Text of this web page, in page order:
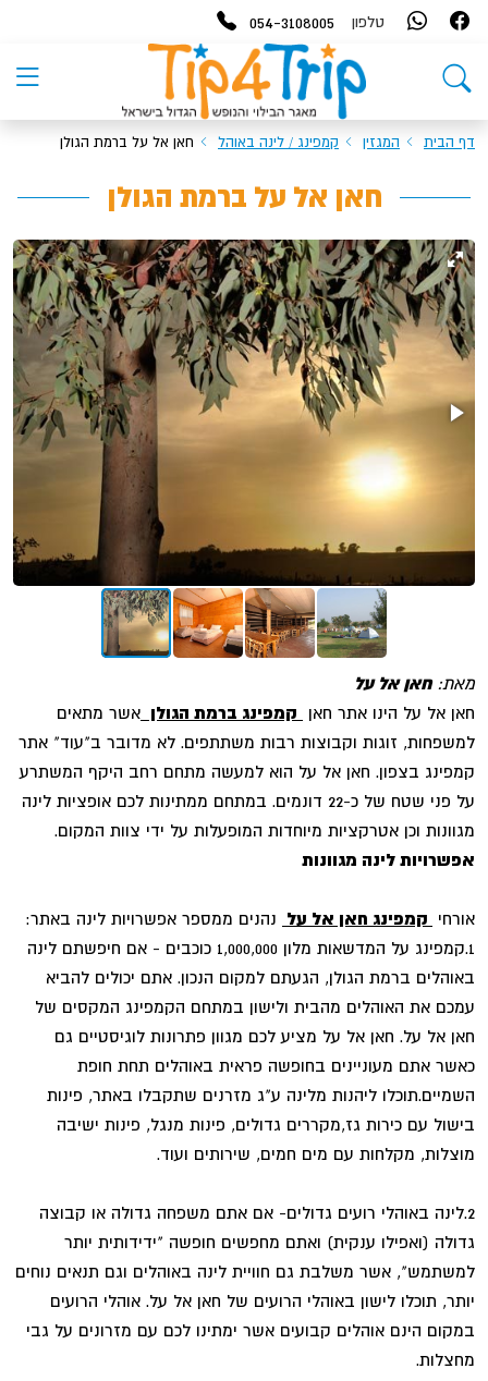
טלפון 054-3108005
דף הבית המגזין קמפינג / לינה באוהל חאן אל על ברמת הגולן
חאן אל על ברמת הגולן
מאת:חאן אל על
חאן אל על הינו אתר חאן קמפינג ברמת הגולן אשר מתאים
למשפחות, זוגות וקבוצות רבות משתתפים. לא מדובר ב"עוד" אתר
קמפינג בצפון. חאן אל על הוא למעשה מתחם רחב היקף המשתרע
על פני שטח של כ-22 דונמים. במתחם ממתינות לכם אופציות לינה
מגוונות וכן אטרקציות מיוחדות המופעלות על ידי צוות המקום.
אפשרויות לינה מגוונות
אורחי קמפינג חאן אל על
נהנים ממספר אפשרויות לינה באתר:
1.קמפינג על המדשאות מלון 1,000,000 כוכבים - אם חיפשתם לינה
באוהלים ברמת הגולן, הגעתם למקום הנכון. אתם יכולים להביא
עמכם את האוהלים מהבית ולישון במתחם הקמפינג המקסים של
חאן אל על. חאן אל על מציע לכם מגוון פתרונות לוגיסטיים גם
כאשר אתם מעוניינים בחופשה פראית באוהלים תחת חופת
השמיים.תוכלו ליהנות מלינה ע"ג מזרנים שתקבלו באתר, פינות
בישול עם כירות גז,מקררים גדולים, פינות מנגל, פינות ישיבה
מוצלות, מקלחות עם מים חמים, שירותים ועוד.
2.לינה באוהלי רועים גדולים- אם אתם משפחה גדולה או קבוצה
גדולה (ואפילו ענקית) ואתם מחפשים חופשה "ידידותית יותר
למשתמש", אשר משלבת גם חוויית לינה באוהלים וגם תנאים נוחים
יותר, תוכלו לישון באוהלי הרועים של חאן אל על. אוהלי הרועים
במקום הינם אוהלים קבועים אשר ימתינו לכם עם מזרונים על גבי
מחצלות.